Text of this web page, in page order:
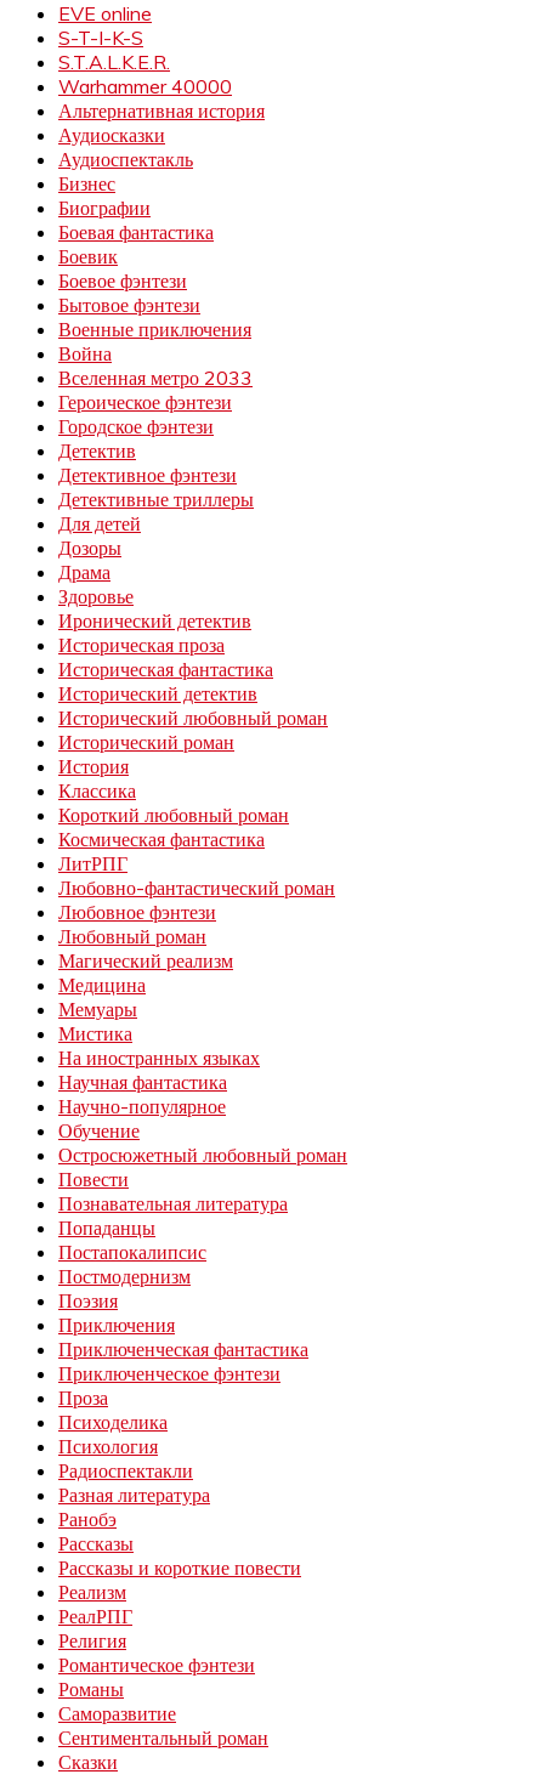
EVE online
S-T-I-K-S
S.T.A.L.K.E.R.
Warhammer 40000
Альтернативная история
Аудиосказки
Аудиоспектакль
Бизнес
Биографии
Боевая фантастика
Боевик
Боевое фэнтези
Бытовое фэнтези
Военные приключения
Война
Вселенная метро 2033
Героическое фэнтези
Городское фэнтези
Детектив
Детективное фэнтези
Детективные триллеры
Для детей
Дозоры
Драма
Здоровье
Иронический детектив
Историческая проза
Историческая фантастика
Исторический детектив
Исторический любовный роман
Исторический роман
История
Классика
Короткий любовный роман
Космическая фантастика
ЛитРПГ
Любовно-фантастический роман
Любовное фэнтези
Любовный роман
Магический реализм
Медицина
Мемуары
Мистика
На иностранных языках
Научная фантастика
Научно-популярное
Обучение
Остросюжетный любовный роман
Повести
Познавательная литература
Попаданцы
Постапокалипсис
Постмодернизм
Поэзия
Приключения
Приключенческая фантастика
Приключенческое фэнтези
Проза
Психоделика
Психология
Радиоспектакли
Разная литература
Ранобэ
Рассказы
Рассказы и короткие повести
Реализм
РеалРПГ
Религия
Романтическое фэнтези
Романы
Саморазвитие
Сентиментальный роман
Сказки